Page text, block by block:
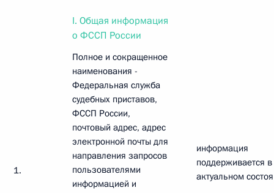
I. Общая информация
о ФССП России
1.
Полное и сокращенное
наименования -
Федеральная служба
судебных приставов,
ФССП России,
почтовый адрес, адрес
электронной почты для
направления запросов
пользователями
информацией и
информация
поддерживается в
актуальном